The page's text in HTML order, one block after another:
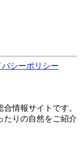
バシーポリシー
情報サイトです。
たりの自然をご紹介